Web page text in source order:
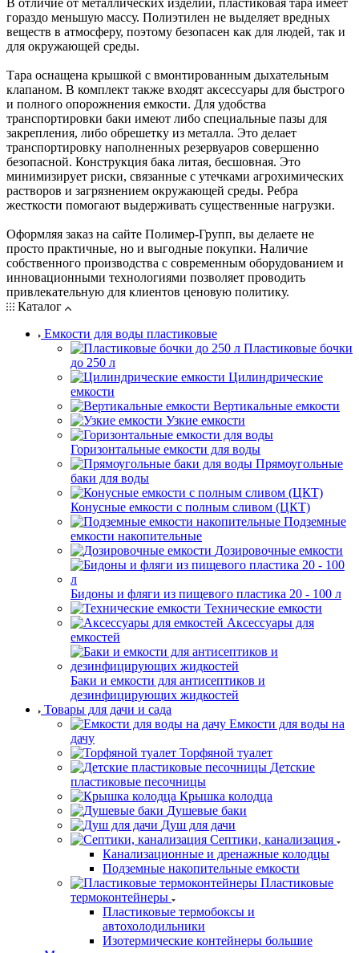
гораздо меньшую массу. Полиэтилен не выделяет вредных
веществ в атмосферу, поэтому безопасен как для людей, так и
для окружающей среды.
Тара оснащена крышкой с вмонтированным дыхательным
клапаном. В комплект также входят аксессуары для быстрого
и полного опорожнения емкости. Для удобства
транспортировки баки имеют либо специальные пазы для
закрепления, либо обрешетку из металла. Это делает
транспортировку наполненных резервуаров совершенно
безопасной. Конструкция бака литая, бесшовная. Это
минимизирует риски, связанные с утечками агрохимических
растворов и загрязнением окружающей среды. Ребра
жесткости помогают выдерживать существенные нагрузки.
Оформляя заказ на сайте Полимер-Групп, вы делаете не
просто практичные, но и выгодные покупки. Наличие
собственного производства с современным оборудованием и
инновационными технологиями позволяет проводить
привлекательную для клиентов ценовую политику.
Каталог
Емкости для воды пластиковые
Пластиковые бочки
до 250 л
Цилиндрические
емкости
Вертикальные емкости
Узкие емкости
Горизонтальные емкости для воды
Прямоугольные
баки для воды
Конусные емкости с полным сливом (ЦКТ)
Подземные
емкости накопительные
Дозировочные емкости
Бидоны и фляги из пищевого пластика 20 - 100 л
Технические емкости
Аксессуары для
емкостей
Баки и емкости для антисептиков и
дезинфицирующих жидкостей
Товары для дачи и сада
Емкости для воды на
дачу
Торфяной туалет
Детские
пластиковые песочницы
Крышка колодца
Душевые баки
Душ для дачи
Септики, канализация
Канализационные и дренажные колодцы
Подземные накопительные емкости
Пластиковые
термоконтейнеры
Пластиковые термобоксы и
автохолодильники
Изотермические контейнеры большие